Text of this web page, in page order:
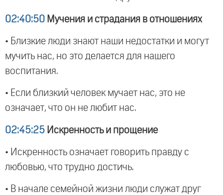
02:40:50 Мучения и страдания в отношениях
• Близкие люди знают наши недостатки и могут
мучить нас, но это делается для нашего
воспитания.
• Если близкий человек мучает нас, это не
означает, что он не любит нас.
02:45:25 Искренность и прощение
• Искренность означает говорить правду с
любовью, что трудно достичь.
• В начале семейной жизни люди служат друг